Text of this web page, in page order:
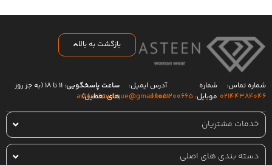
بازگشت به بالا
شماره تماس:
۰۲۱۴۴۳۸۴۰۴۶
شماره
موبایل: ۰۹۰۵۱۲۰۰۶۶۵
آدرس ایمیل:
asteenboutique@gmail.com
ساعت پاسخگویی:
۱۱ تا ۱۸ (به جز روز
های تعطیل)
خدمات مشتریان
دسته بندی های اصلی